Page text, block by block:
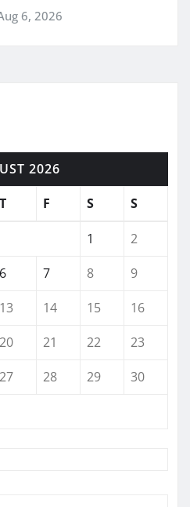
6, 2026
2026
T F S S
1
2
6 7 8
9
13 14 15
16
20 21 22
23
27 28 29
30